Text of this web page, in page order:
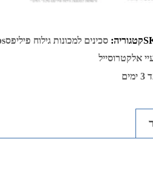
קטגוריה: סכינים למכונות גילוח פיליפס
אלקטרוסייל